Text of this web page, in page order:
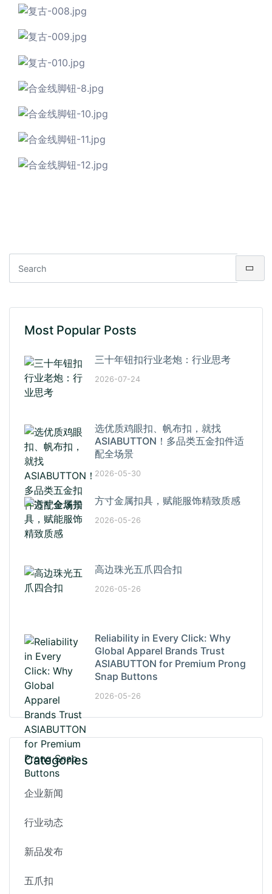
Most Popular Posts
三十年钮扣行业老炮：行业思考
2026-07-24
选优质鸡眼扣、帆布扣，就找
ASIABUTTON！多品类五金扣件适
配全场景
2026-05-30
方寸金属扣具，赋能服饰精致质感
2026-05-26
高边珠光五爪四合扣
2026-05-26
Reliability in Every Click: Why
Global Apparel Brands Trust
ASIABUTTON for Premium Prong
Snap Buttons
2026-05-26
Categories
企业新闻
行业动态
新品发布
五爪扣